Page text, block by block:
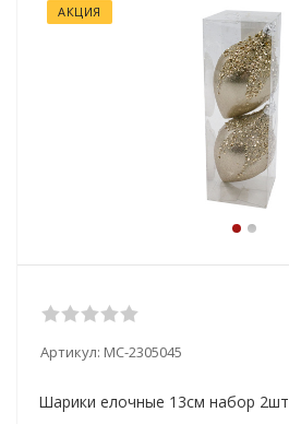
АКЦИЯ
Артикул: MC-2305045
Шарики елочные 13см набор 2шт